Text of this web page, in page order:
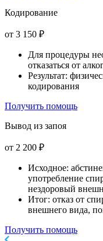
Кодирование
от 3 150 ₽
Для процедуры
отказаться от
Результат:
кодирования
Получить помощь
Вывод из запоя
от 2 200 ₽
Исходное:
употребление
нездоровый
Итог: отказ от
внешнего вида,
Получить помощь